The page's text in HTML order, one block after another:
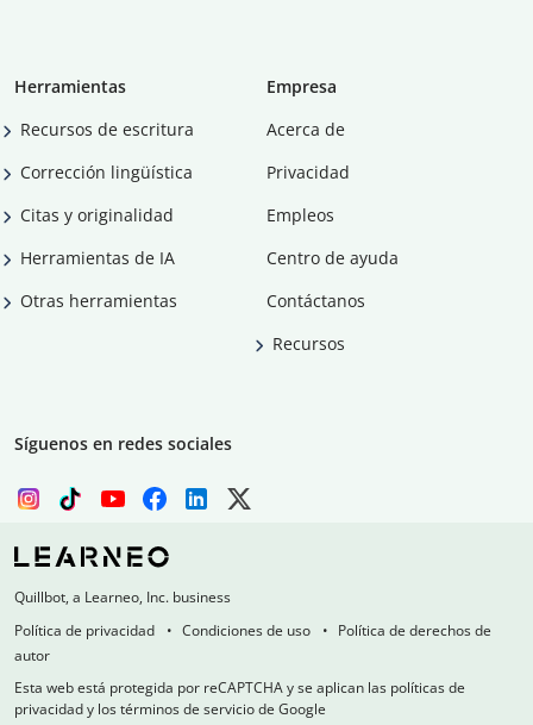
Herramientas
Recursos de escritura
Corrección lingüística
Citas y originalidad
Herramientas de IA
Otras herramientas
Empresa
Acerca de
Privacidad
Empleos
Centro de ayuda
Contáctanos
Recursos
Síguenos en redes sociales
Quillbot, a Learneo, Inc. business
Política de privacidad
Condiciones de uso
Política de derechos de
autor
Esta web está protegida por reCAPTCHA y se aplican las políticas de
privacidad y los términos de servicio de Google